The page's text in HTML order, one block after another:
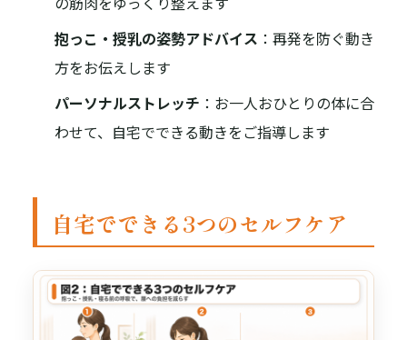
抱っこ・授乳の姿勢アドバイス ：再発を防ぐ動き
方をお伝えします
パーソナルストレッチ ：お一人おひとりの体に合
わせて、自宅でできる動きをご指導します
自宅でできる3つのセルフケア